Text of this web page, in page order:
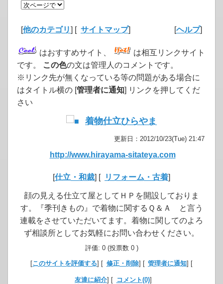
[他のカテゴリ] [ サイトマップ] [ヘルプ]
はおすすめサイト、
は相互リンクサイト
です。
この色の文は管理人のコメントです。
※リンク先が無くなっている等の問題がある場合に
はタイトル横の [管理者に通知] リンクを押してくだ
さい
着物仕立ひらやま
更新日：2012/10/23(Tue) 21:47
http://www.hirayama-sitateya.com
[仕立・和裁] [ リフォーム・古着]
顔の見える仕立て屋としてＨＰを開設しておりま
す。『季刊きもの』で着物に関するＱ＆Ａ と言う
連載をさせていただいてます。着物に関してのよろ
ず相談所としてお気軽にお問い合わせください。
評価: 0 (投票数 0 )
[このサイトを評価する] [ 修正・削除] [ 管理者に通知] [
友達に紹介] [ コメント(0)]